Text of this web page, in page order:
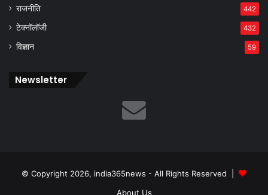
राजनीति 442
टेक्नॉलॉजी 432
विज्ञान 59
Newsletter
© Copyright 2026, india365news - All Rights Reserved |
About Us